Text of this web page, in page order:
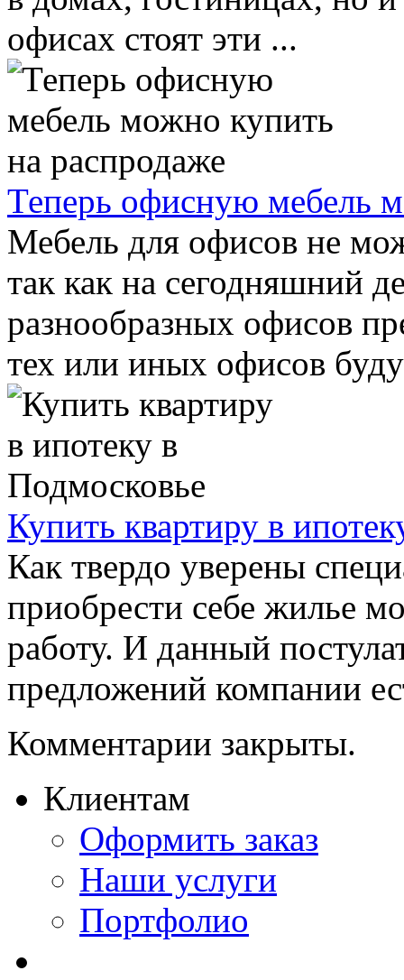
офисах стоят эти ...
Теперь офисную мебель
Мебель для офисов не
так как на сегодняшний
разнообразных офисов
тех или иных офисов
Купить квартиру в
Как твердо уверены
приобрести себе жилье
работу. И данный
предложений компании
Комментарии закрыты.
Клиентам
Оформить заказ
Наши услуги
Портфолио